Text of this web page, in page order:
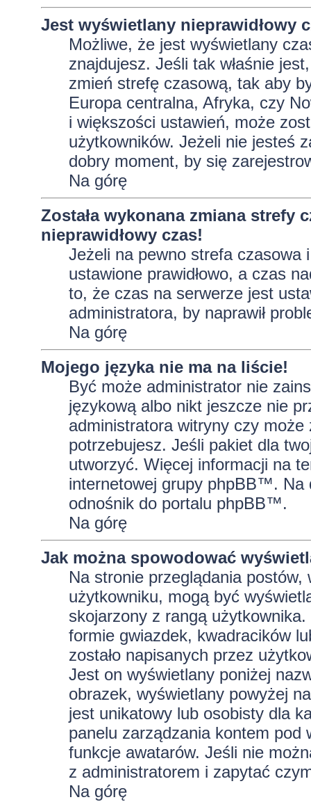
Jest wyświetlany nieprawidłowy
Możliwe, że jest wyświetlany
znajdujesz. Jeśli tak właśnie
zmień strefę czasową, tak aby
Europa centralna, Afryka, czy
i większości ustawień, może
użytkowników. Jeżeli nie jesteś
dobry moment, by się
Na górę
Została wykonana zmiana strefy
nieprawidłowy czas!
Jeżeli na pewno strefa czasowa
ustawione prawidłowo, a czas
to, że czas na serwerze jest
administratora, by naprawił
Na górę
Mojego języka nie ma na liście!
Być może administrator nie
językową albo nikt jeszcze nie
administratora witryny czy
potrzebujesz. Jeśli pakiet dla
utworzyć. Więcej informacji na
internetowej grupy phpBB™. Na
odnośnik do portalu phpBB™.
Na górę
Jak można spowodować
Na stronie przeglądania
użytkowniku, mogą być
skojarzony z rangą
formie gwiazdek, kwadracików
zostało napisanych przez
Jest on wyświetlany poniżej
obrazek, wyświetlany powyżej
jest unikatowy lub osobisty dla
panelu zarządzania kontem pod
funkcje awatarów. Jeśli nie
z administratorem i zapytać
Na górę